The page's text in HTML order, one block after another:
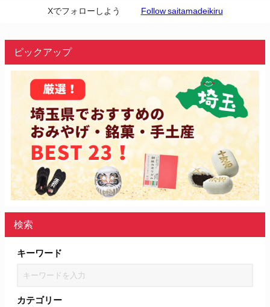
Xでフォローしよう Follow saitamadeikiru
ピックアップ
検索
キーワード
カテゴリー